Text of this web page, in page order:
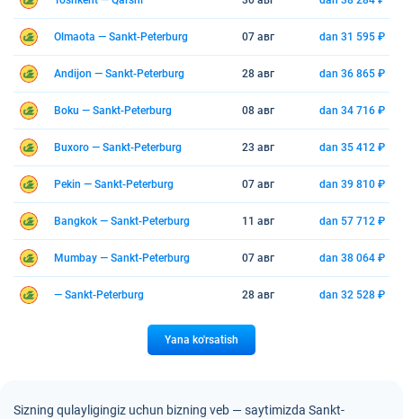
Olmaota — Sankt-Peterburg 07 авг dan 31 595 ₽
Andijon — Sankt-Peterburg 28 авг dan 36 865 ₽
Boku — Sankt-Peterburg 08 авг dan 34 716 ₽
Buxoro — Sankt-Peterburg 23 авг dan 35 412 ₽
Pekin — Sankt-Peterburg 07 авг dan 39 810 ₽
Bangkok — Sankt-Peterburg 11 авг dan 57 712 ₽
Mumbay — Sankt-Peterburg 07 авг dan 38 064 ₽
— Sankt-Peterburg 28 авг dan 32 528 ₽
Yana ko'rsatish
Sizning qulayligingiz uchun bizning veb — saytimizda Sankt-